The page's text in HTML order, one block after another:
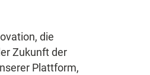
die
Zukunft der
Plattform,